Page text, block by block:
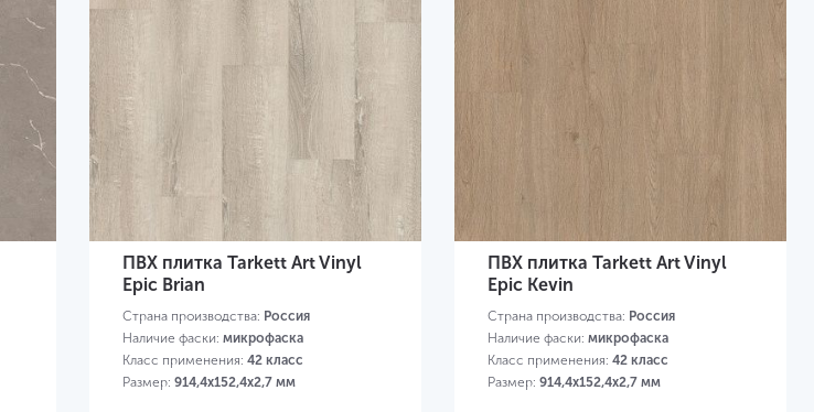
ПВХ плитка Tarkett Art Vinyl
Epic Brian
Страна производства: Россия
Наличие фаски: микрофаска
Класс применения: 42 класс
Размер: 914,4х152,4х2,7 мм
ПВХ плитка Tarkett Art Vinyl
Epic Kevin
Страна производства: Россия
Наличие фаски: микрофаска
Класс применения: 42 класс
Размер: 914,4х152,4х2,7 мм